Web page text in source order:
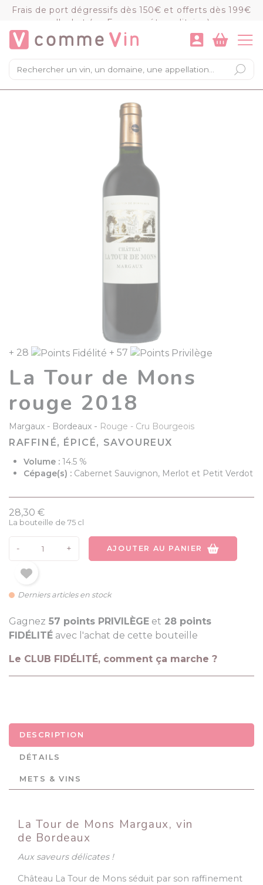
Frais de port dégressifs dès 150€ et offerts dès 199€
d'achat (en France métropolitaine)
×
Mon panier
Chargement du panier...
VOIR LE PANIER COMMANDER
+ 28 + 57
La Tour de Mons
rouge 2018
Margaux Bordeaux - Rouge Cru Bourgeois
RAFFINÉ, ÉPICÉ, SAVOUREUX
Volume : 14.5 %
Cépage(s) : Cabernet Sauvignon, Merlot et Petit Verdot
28,30 €
La bouteille de 75 cl
- + AJOUTER AU PANIER
Derniers articles en stock
Gagnez 57 points PRIVILÈGE et 28 points
FIDÉLITÉ avec l'achat de cette bouteille
Le CLUB FIDÉLITÉ, comment ça marche ?
DESCRIPTION
DÉTAILS
METS & VINS
La Tour de Mons Margaux, vin
de Bordeaux
Aux saveurs délicates !
Château La Tour de Mons séduit par son raffinement
Panneau de gestion des cookies